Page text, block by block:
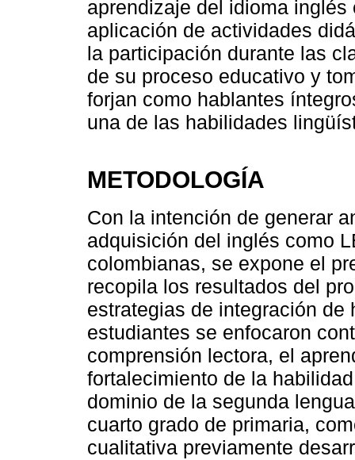
aprendizaje del idioma
aplicación de actividades
la participación durante las
de su proceso educativo y
forjan como hablantes
una de las habilidades
METODOLOGÍA
Con la intención de generar
adquisición del inglés como
colombianas, se expone el
recopila los resultados del
estrategias de integración
estudiantes se enfocaron
comprensión lectora, el
fortalecimiento de la
dominio de la segunda
cuarto grado de primaria,
cualitativa previamente